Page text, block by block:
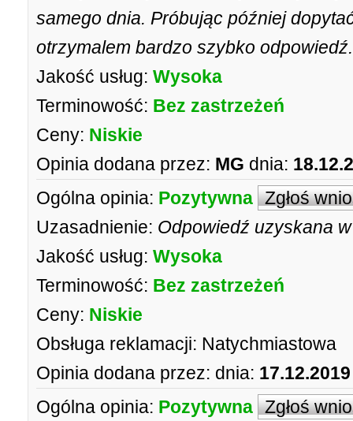
samego dnia. Próbując później
otrzymalem bardzo szybko
Jakość usług: Wysoka
Terminowość: Bez zastrzeżeń
Ceny: Niskie
Opinia dodana przez: MG dnia:
Ogólna opinia: Pozytywna Zgłoś
Uzasadnienie: Odpowiedź uzyskana
Jakość usług: Wysoka
Terminowość: Bez zastrzeżeń
Ceny: Niskie
Obsługa reklamacji: Natychmiastowa
Opinia dodana przez: dnia:
Ogólna opinia: Pozytywna Zgłoś